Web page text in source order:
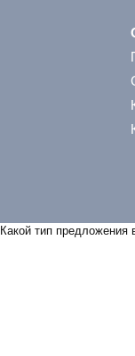
Какой тип предложения